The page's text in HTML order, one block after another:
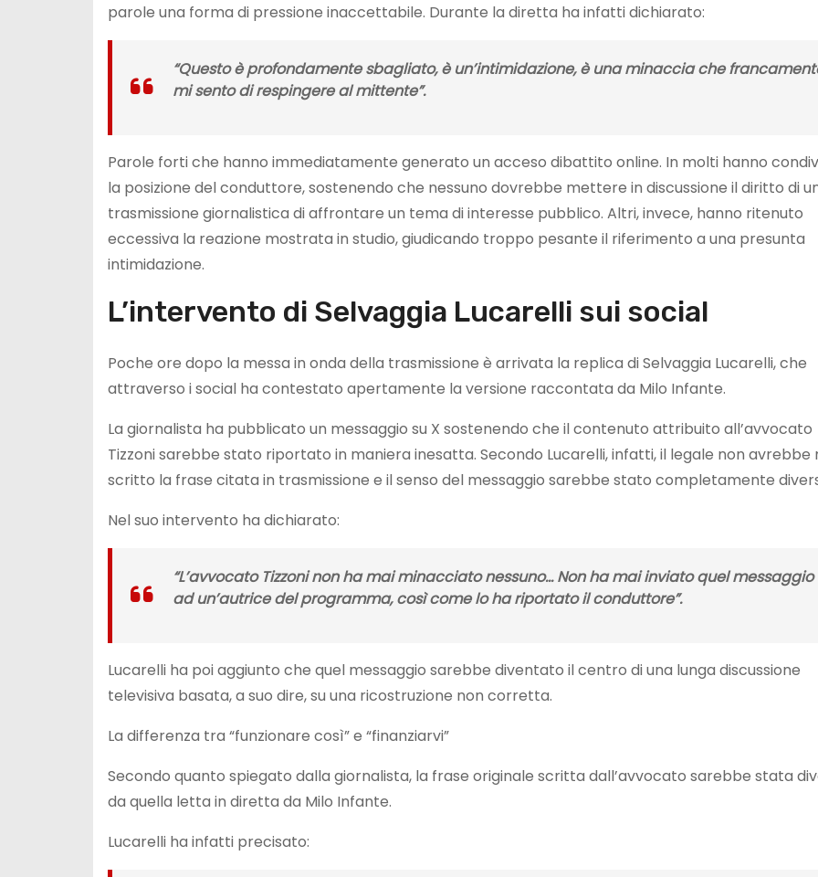
parole una forma di pressione inaccettabile. Durante la diretta ha infatti dichiarato:
“Questo è profondamente sbagliato, è un’intimidazione, è una minaccia che
mi sento di respingere al mittente”.
Parole forti che hanno immediatamente generato un acceso dibattito online. In molti hanno
la posizione del conduttore, sostenendo che nessuno dovrebbe mettere in discussione il diritto di
trasmissione giornalistica di affrontare un tema di interesse pubblico. Altri, invece, hanno ritenuto
eccessiva la reazione mostrata in studio, giudicando troppo pesante il riferimento a una presunta
intimidazione.
L’intervento di Selvaggia Lucarelli sui social
Poche ore dopo la messa in onda della trasmissione è arrivata la replica di Selvaggia Lucarelli, che
attraverso i social ha contestato apertamente la versione raccontata da Milo Infante.
La giornalista ha pubblicato un messaggio su X sostenendo che il contenuto attribuito all’avvocato
Tizzoni sarebbe stato riportato in maniera inesatta. Secondo Lucarelli, infatti, il legale non avrebbe
scritto la frase citata in trasmissione e il senso del messaggio sarebbe stato completamente
Nel suo intervento ha dichiarato:
“L’avvocato Tizzoni non ha mai minacciato nessuno… Non ha mai inviato quel messaggio
ad un’autrice del programma, così come lo ha riportato il conduttore”.
Lucarelli ha poi aggiunto che quel messaggio sarebbe diventato il centro di una lunga discussione
televisiva basata, a suo dire, su una ricostruzione non corretta.
La differenza tra “funzionare così” e “finanziarvi”
Secondo quanto spiegato dalla giornalista, la frase originale scritta dall’avvocato sarebbe stata
da quella letta in diretta da Milo Infante.
Lucarelli ha infatti precisato: